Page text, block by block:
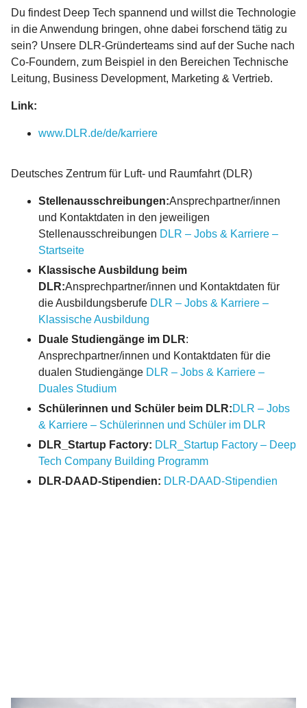
Du findest Deep Tech spannend und willst die Technologie
in die Anwendung bringen, ohne dabei forschend tätig zu
sein? Unsere DLR-Gründerteams sind auf der Suche nach
Co-Foundern, zum Beispiel in den Bereichen Technische
Leitung, Business Development, Marketing & Vertrieb.
Link:
www.DLR.de/de/karriere
Deutsches Zentrum für Luft- und Raumfahrt (DLR)
Stellenausschreibungen:Ansprechpartner/innen
und Kontaktdaten in den jeweiligen
Stellenausschreibungen DLR – Jobs & Karriere –
Startseite
Klassische Ausbildung beim
DLR:Ansprechpartner/innen und Kontaktdaten für
die Ausbildungsberufe DLR – Jobs & Karriere –
Klassische Ausbildung
Duale Studiengänge im DLR:
Ansprechpartner/innen und Kontaktdaten für die
dualen Studiengänge DLR – Jobs & Karriere –
Duales Studium
Schülerinnen und Schüler beim DLR:DLR – Jobs
& Karriere – Schülerinnen und Schüler im DLR
DLR_Startup Factory: DLR_Startup Factory – Deep
Tech Company Building Programm
DLR-DAAD-Stipendien: DLR-DAAD-Stipendien